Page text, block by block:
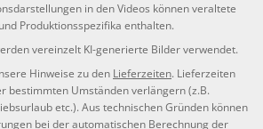
in den Videos können veraltete
Produktionsspezifika enthalten.
vereinzelt KI-generierte Bilder verwendet.
Hinweise zu den Lieferzeiten. Lieferzeiten
bestimmten Umständen verlängern (z.B.
etc.). Aus technischen Gründen können
bei der automatischen Berechnung der